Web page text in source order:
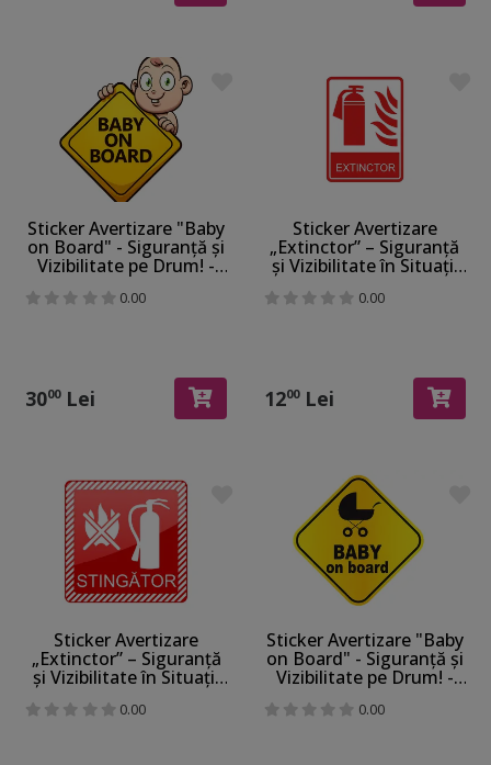
Sticker Avertizare "Baby
on Board" - Siguranță și
Vizibilitate pe Drum! -
set de 2 bucăți, racletă
de aplicare inclusă
0.00
3000Lei
Sticker Avertizare
„Extinctor” – Siguranță
și Vizibilitate în Situații
0.00
1200Lei
Sticker Avertizare
„Extinctor” – Siguranță
și Vizibilitate în Situații
0.00
Sticker Avertizare "Baby
on Board" - Siguranță și
Vizibilitate pe Drum! -
set de 2 bucăți
0.00